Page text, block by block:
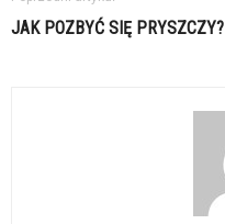
JAK POZBYĆ SIĘ PRYSZCZY?